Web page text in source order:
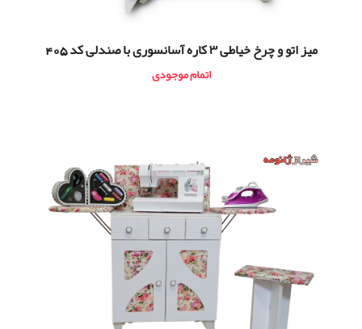
ميز اتو و چرخ خیاطی ۳ کاره آسانسوری با صندلی کد 405
اتمام موجودی